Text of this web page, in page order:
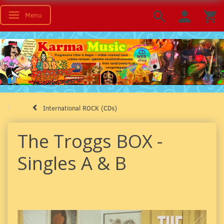
Toggle navigation
Menu
International ROCK (CDs)
The Troggs BOX -
Singles A & B